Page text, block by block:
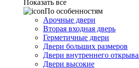
Показать все
По особенностям
Арочные двери
Вторая входная дверь
Герметичные двери
Двери больших размеров
Двери внутреннего
Двери высокие